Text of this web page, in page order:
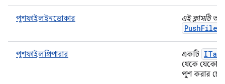
পুশফাইলইনভোকার এই ক্লাসটি
পুশফাইলপ্রিপারার একটি
থেকে
পুশ করার